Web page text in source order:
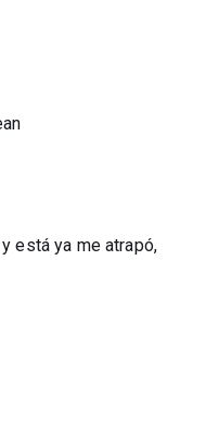
está ya me atrapó,